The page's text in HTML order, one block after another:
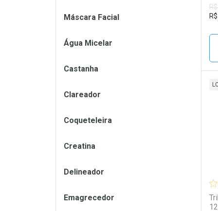
R$
Máscara Facial
Água Micelar
Castanha
Clareador
Coqueteleira
Creatina
Delineador
Emagrecedor